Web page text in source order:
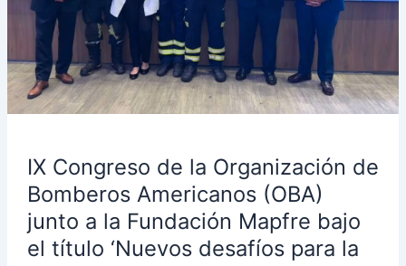
IX Congreso de la Organización de
Bomberos Americanos (OBA)
junto a la Fundación Mapfre bajo
el título ‘Nuevos desafíos para la
(OBA)
junto
la
Fundación
el
título
‘Nuevos
desafíos
para